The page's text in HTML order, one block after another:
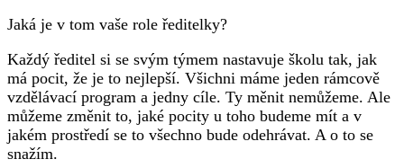
Jaká je v tom vaše role ředitelky?
Každý ředitel si se svým týmem nastavuje školu tak, jak
má pocit, že je to nejlepší. Všichni máme jeden rámcově
vzdělávací program a jedny cíle. Ty měnit nemůžeme. Ale
můžeme změnit to, jaké pocity u toho budeme mít a v
jakém prostředí se to všechno bude odehrávat. A o to se
snažím.